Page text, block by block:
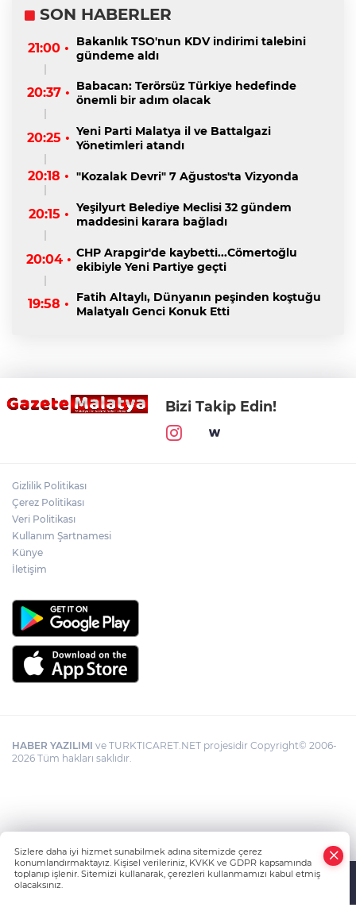
SON HABERLER
21:00 •
Bakanlık TSO'nun KDV indirimi talebini
gündeme aldı
20:37 • Babacan: Terörsüz Türkiye hedefinde
önemli bir adım olacak
20:25 • Yeni Parti Malatya il ve Battalgazi
Yönetimleri atandı
20:18 • "Kozalak Devri" 7 Ağustos'ta Vizyonda
20:15 • Yeşilyurt Belediye Meclisi 32 gündem
maddesini karara bağladı
20:04 • CHP Arapgir'de kaybetti...Cömertoğlu
ekibiyle Yeni Partiye geçti
19:58 •
Fatih Altaylı, Dünyanın peşinden koştuğu
Malatyalı Genci Konuk Etti
Bizi Takip Edin!
Gizlilik Politikası
Çerez Politikası
Veri Politikası
Kullanım Şartnamesi
Künye
İletişim
HABER YAZILIMI ve TURKTICARET.NET projesidir Copyright© 2006-
2026 Tüm hakları saklıdır.
Sizlere daha iyi hizmet sunabilmek adına sitemizde çerez
konumlandırmaktayız. Kişisel verileriniz, KVKK ve GDPR kapsamında
toplanıp işlenir. Sitemizi kullanarak, çerezleri kullanmamızı kabul etmiş
olacaksınız.